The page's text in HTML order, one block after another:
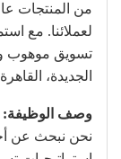
من المنتجات
لعملائنا. مع
تسويق موهوب
الجديدة،
وصف الوظيفة:
نحن نبحث عن